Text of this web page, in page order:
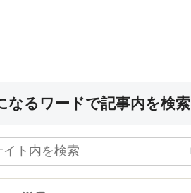
なるワードで記事内を検索